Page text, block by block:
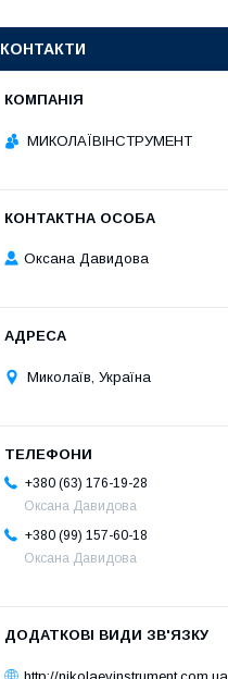
КОНТАКТИ
МИКОЛАЇВІНСТРУМЕНТ
Оксана Давидова
Миколаїв, Україна
+380 (63) 176-19-28
Оксана Давидова
+380 (99) 157-60-18
Оксана Давидова
http://nikolaevinstrument.com.ua